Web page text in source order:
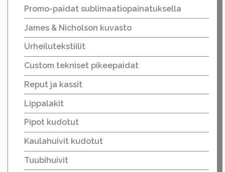
Promo-paidat sublimaatiopainatuksella
James & Nicholson kuvasto
Urheilutekstiilit
Custom tekniset pikeepaidat
Reput ja kassit
Lippalakit
Pipot kudotut
Kaulahuivit kudotut
Tuubihuivit